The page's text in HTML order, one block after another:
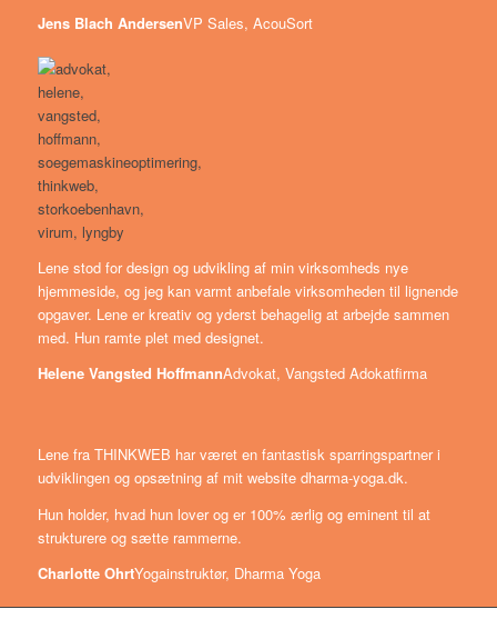
Jens Blach AndersenVP Sales, AcouSort
Lene stod for design og udvikling af min virksomheds nye
hjemmeside, og jeg kan varmt anbefale virksomheden til lignende
opgaver. Lene er kreativ og yderst behagelig at arbejde sammen
med. Hun ramte plet med designet.
Helene Vangsted HoffmannAdvokat, Vangsted Adokatfirma
Lene fra THINKWEB har været en fantastisk sparringspartner i
udviklingen og opsætning af mit website dharma-yoga.dk.
Hun holder, hvad hun lover og er 100% ærlig og eminent til at
strukturere og sætte rammerne.
Charlotte OhrtYogainstruktør, Dharma Yoga